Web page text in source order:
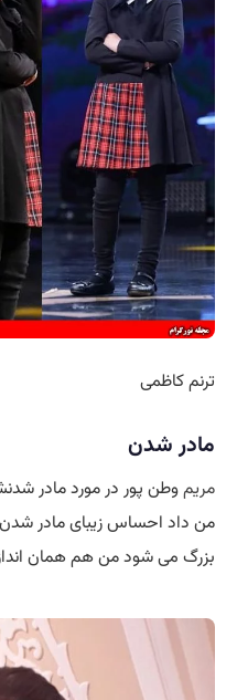
ترنم کاظمی
مادر شدن
مریموطن پور در مورد مادر
من داد احساس زیبای مادر شدن
بزرگ می شود من هم همان